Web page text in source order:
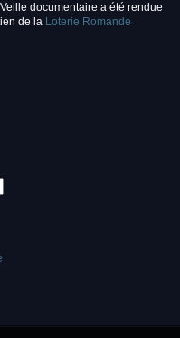
documentaire a été rendue
de la Loterie Romande